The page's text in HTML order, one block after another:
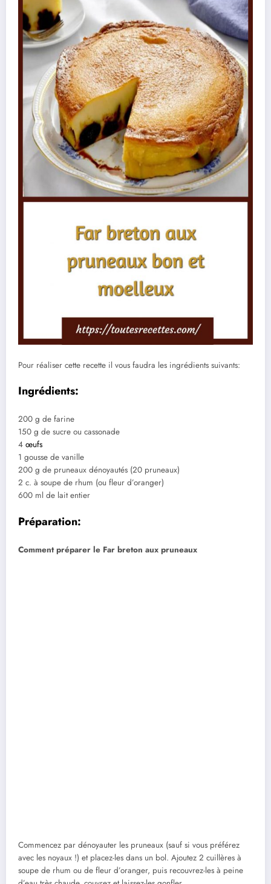
Pour réaliser cette recette il vous faudra les ingrédients suivants:
Ingrédients:
200 g de farine
150 g de sucre ou cassonade
4 œufs
1 gousse de vanille
200 g de pruneaux dénoyautés (20 pruneaux)
2 c. à soupe de rhum (ou fleur d’oranger)
600 ml de lait entier
Préparation:
Comment préparer le Far breton aux pruneaux
Commencez par dénoyauter les pruneaux (sauf si vous préférez
avec les noyaux !) et placez-les dans un bol. Ajoutez 2 cuillères à
soupe de rhum ou de fleur d’oranger, puis recouvrez-les à peine